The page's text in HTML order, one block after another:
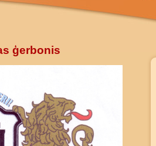
ģerbonis